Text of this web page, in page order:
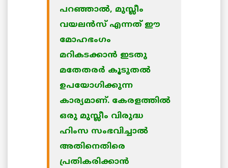
പറഞ്ഞാല്‍, മുസ്ലീം
വയലന്‍സ് എന്നത് ഈ
മോഹഭംഗം
മറികടക്കാന്‍ ഇടതു
മതേതരര്‍ കൂടുതല്‍
ഉപയോഗിക്കുന്ന
കാര്യമാണ്. കേരളത്തില്‍
ഒരു മുസ്ലീം വിരുദ്ധ
ഹിംസ സംഭവിച്ചാല്‍
അതിനെതിരെ
പ്രതികരിക്കാന്‍